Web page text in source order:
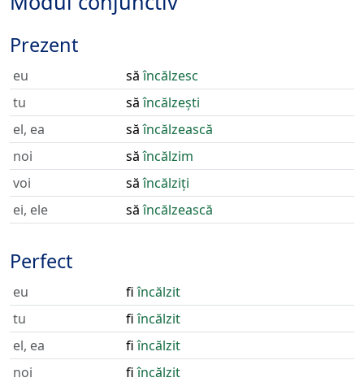
Prezent
eu săîncălzesc
tu
săîncălzești
el, ea
săîncălzească
noi
săîncălzim
voi
săîncălziți
ei, ele
săîncălzească
Perfect
eu fiîncălzit
tu
fiîncălzit
el, ea
fiîncălzit
noi
fiîncălzit